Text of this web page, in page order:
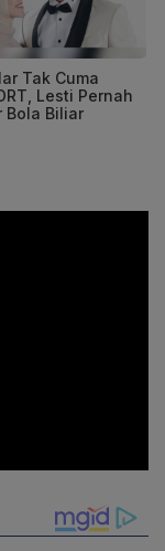
Tak Cuma
Lesti Pernah
Bola Biliar